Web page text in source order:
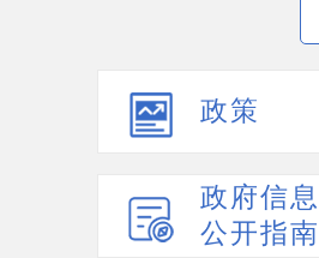
政策
政府信息
公开指南